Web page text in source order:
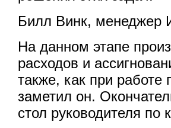
Билл Винк, менеджер
На данном этапе
расходов и
также, как при
заметил он.
стол руководителя